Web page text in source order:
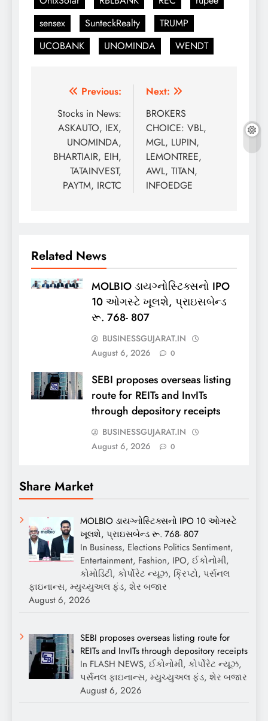
sensex
SunteckRealty
TRUMP
UCOBANK
UNOMINDA WENDT
Post
navigation
Previous:
Stocks in News:
ASKAUTO, IEX,
UNOMINDA,
BHARTIAIR, EIH,
TATAINVEST,
PAYTM, IRCTC
Next:
BROKERS
CHOICE: VBL,
MGL, LUPIN,
LEMONTREE,
AWL, TITAN,
INFOEDGE
Related News
MOLBIO ડાયગ્નોસ્ટિક્સનો IPO
10 ઓગસ્ટે ખૂલશે, પ્રાઇસબેન્ડ
રૂ. 768- 807
BUSINESSGUJARAT.IN
August 6, 2026
0
SEBI proposes overseas listing
route for REITs and InvITs
through depository receipts
BUSINESSGUJARAT.IN
August 6, 2026
0
Share Market
MOLBIO ડાયગ્નોસ્ટિક્સનો IPO 10 ઓગસ્ટે
ખૂલશે, પ્રાઇસબેન્ડ રૂ. 768- 807
In Business, Elections Politics Sentiment,
Entertainment, Fashion, IPO, ઈકોનોમી,
કોમોડિટી, કોર્પોરેટ ન્યૂઝ, ક્રિપ્ટો, પર્સનલ
ફાઇનાન્સ, મ્યુચ્યુઅલ ફંડ, શેર બજાર
August 6, 2026
SEBI proposes overseas listing route for
REITs and InvITs through depository receipts
In FLASH NEWS, ઈકોનોમી, કોર્પોરેટ ન્યૂઝ,
પર્સનલ ફાઇનાન્સ, મ્યુચ્યુઅલ ફંડ, શેર બજાર
August 6, 2026